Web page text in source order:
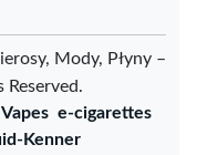
Mody, Płyny –
Reserved.
e-cigarettes
Kenner